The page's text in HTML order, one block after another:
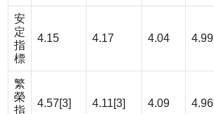
安
定
指
標
4.15 4.17 4.04 4.99
繁
榮
指
4.57[3] 4.11[3] 4.09 4.96